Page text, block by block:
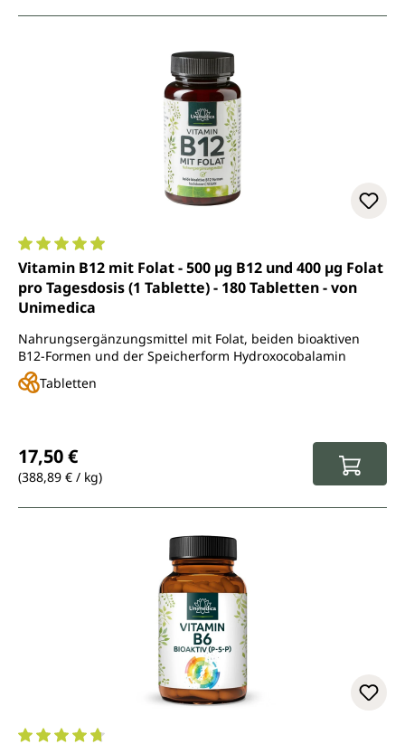
Durchschnittliche Bewertung von 4.9 von 5 Sternen
Vitamin B12 mit Folat - 500 µg B12 und 400 µg Folat
pro Tagesdosis (1 Tablette) - 180 Tabletten - von
Unimedica
Nahrungsergänzungsmittel mit Folat, beiden bioaktiven
B12-Formen und der Speicherform Hydroxocobalamin
Tabletten
17,50 €
(388,89 € / kg)